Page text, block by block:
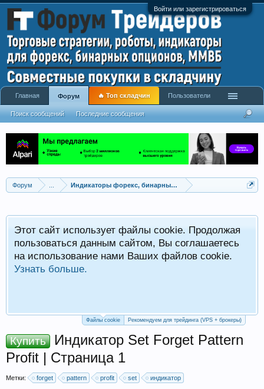
Войти или зарегистрироваться
Форум Индикаторы форекс, бинарных опционов, ММВБ
Этот сайт использует файлы cookie. Продолжая
пользоваться данным сайтом, Вы соглашаетесь
на использование нами Ваших файлов cookie.
Узнать больше.
Файлы cookie Рекомендуем для трейдинга (VPS + брокеры)
Купить
Индикатор Set Forget Pattern
Profit | Страница 1
Метки: forget pattern profit set индикатор
Главная Форум
Поиск сообщений Последние сообщения
🔥 Топ складчин Пользователи